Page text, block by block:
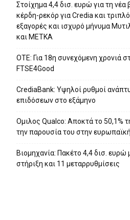
Στοίχημα 4,4 δισ. ευρώ για τη νέα
κέρδη-ρεκόρ για Credia και
εξαγορές και ισχυρό μήνυμα
και ΜΕΤΚΑ
ΟΤΕ: Για 18η συνεχόμενη χρονιά
FTSE4Good
CrediaBank: Υψηλοί ρυθμοί
επιδόσεων στο εξάμηνο
Ομιλος Qualco: Αποκτά το 50,1%
την παρουσία του στην ευρωπαϊκή
Βιομηχανία: Πακέτο 4,4 δισ. ευρώ
στήριξη και 11 μεταρρυθμίσεις